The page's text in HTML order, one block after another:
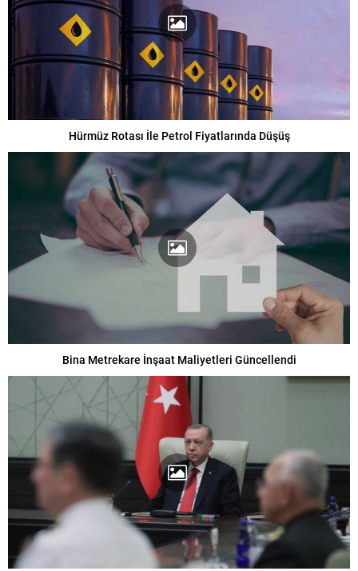
Hürmüz Rotası İle Petrol Fiyatlarında Düşüş
Bina Metrekare İnşaat Maliyetleri Güncellendi